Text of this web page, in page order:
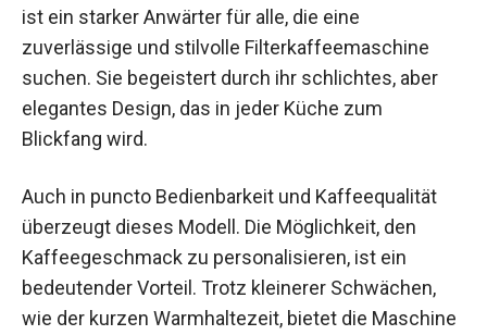
ist ein starker Anwärter für alle, die eine
zuverlässige und stilvolle Filterkaffeemaschine
suchen. Sie begeistert durch ihr schlichtes, aber
elegantes Design, das in jeder Küche zum
Blickfang wird.
Auch in puncto Bedienbarkeit und Kaffeequalität
überzeugt dieses Modell. Die Möglichkeit, den
Kaffeegeschmack zu personalisieren, ist ein
bedeutender Vorteil. Trotz kleinerer Schwächen,
wie der kurzen Warmhaltezeit, bietet die Maschine